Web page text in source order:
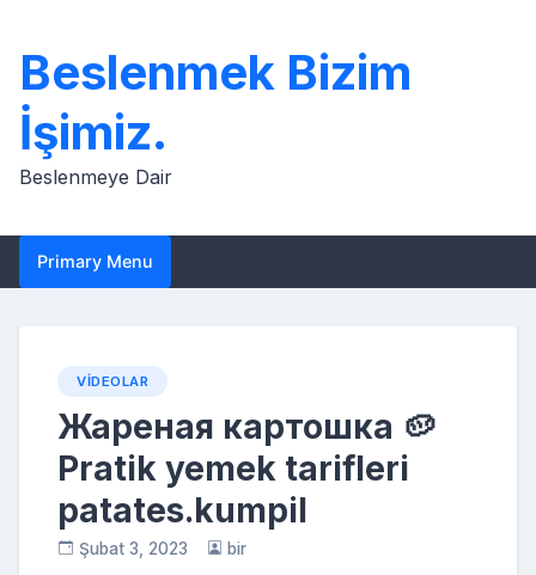
content
Beslenmek Bizim
İşimiz.
Beslenmeye Dair
Primary Menu
VIDEOLAR
Жареная картошка 🥔
Pratik yemek tarifleri
patates.kumpil
Şubat 3, 2023 bir